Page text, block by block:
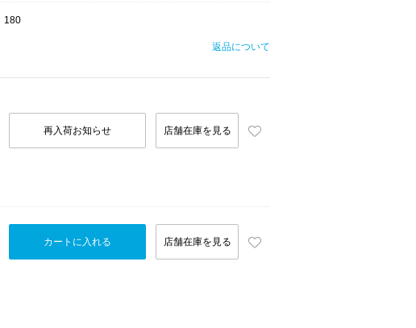
180
返品について
再入荷お知らせ 店舗在庫を見る
カートに入れる 店舗在庫を見る